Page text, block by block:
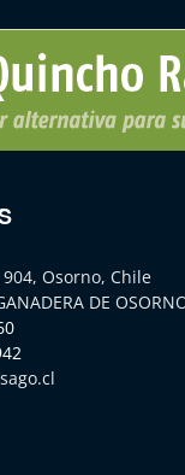
Osorno, Chile
DE